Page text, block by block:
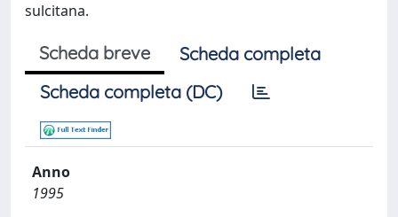
sulcitana.
Scheda breve
Scheda completa
Scheda completa (DC)
Anno
1995